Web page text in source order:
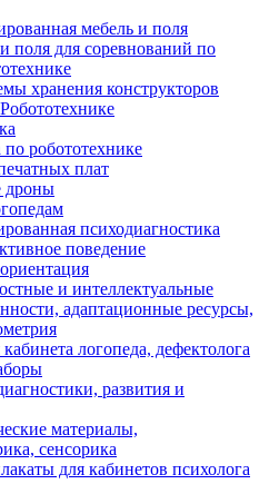
мебель и поля
поля для соревнований по
хранения конструкторов
по робототехнике
плат
дроны
психодиагностика
поведение
и интеллектуальные
адаптационные ресурсы,
логопеда, дефектолога
развития и
материалы,
сенсорика
для кабинетов психолога